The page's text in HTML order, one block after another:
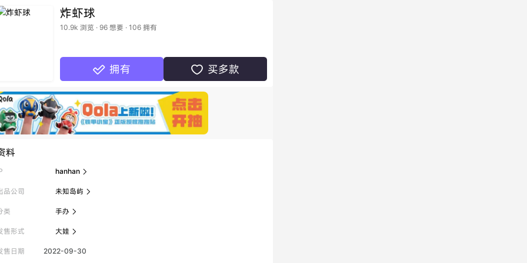
炸虾球
10.9k 浏览 · 96 想要 · 106 拥有
 拥有  买多款
料
hanhan 
品公司 未知岛屿 
类 手办 
售形式 大娃 
售日期 2022-09-30